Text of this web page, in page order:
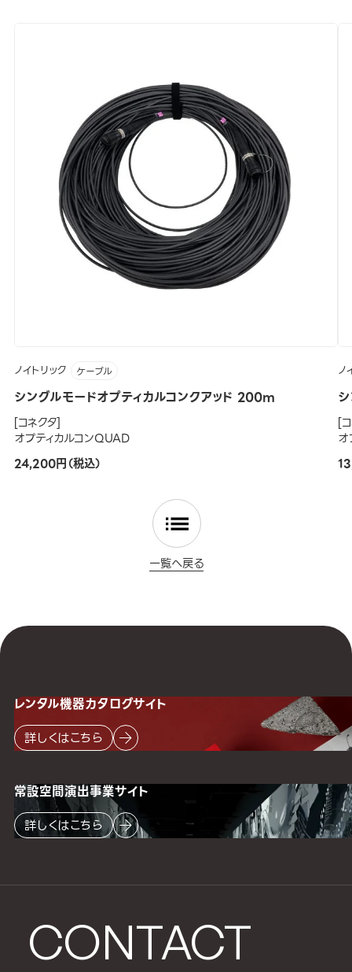
ノイトリック ケーブル
シングルモードオプティカルコンクアッド 200m
[コネクタ]
オプティカルコンQUAD
24,200円（税込）
ノ
[
一覧へ戻る
CONTACT
レンタル機器カタログサイト
詳しくはこちら
常設空間演出事業サイト
詳しくはこちら